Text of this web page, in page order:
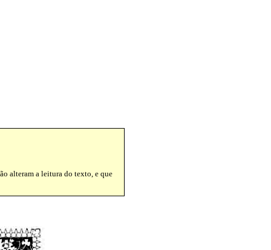
alteram a leitura do texto, e que